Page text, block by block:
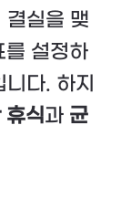
결실을 맺
를 설정하
다. 하지
휴식과 균